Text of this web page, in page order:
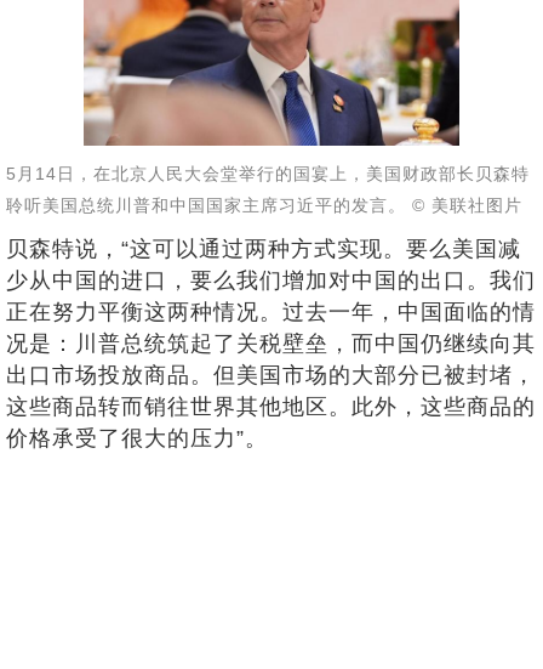
5月14日，在北京人民大会堂举行的国宴上，美国财政部长贝森特
聆听美国总统川普和中国国家主席习近平的发言。 © 美联社图片
贝森特说，“这可以通过两种方式实现。要么美国减
少从中国的进口，要么我们增加对中国的出口。我们
正在努力平衡这两种情况。过去一年，中国面临的情
况是：川普总统筑起了关税壁垒，而中国仍继续向其
出口市场投放商品。但美国市场的大部分已被封堵，
这些商品转而销往世界其他地区。此外，这些商品的
价格承受了很大的压力”。